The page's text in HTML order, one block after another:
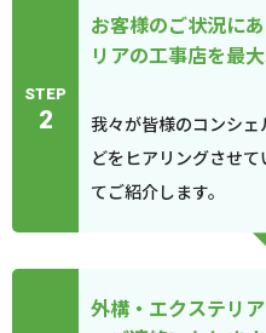
STEP
2
お客様のご状況に
リアの工事店を最
我々が皆様のコンシ
どをヒアリングさせ
てご紹介します。
外構・エクステリ